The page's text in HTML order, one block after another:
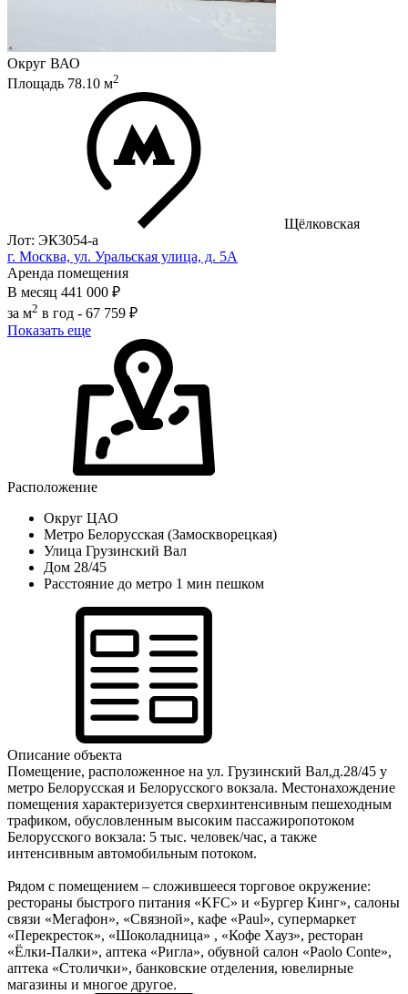
Округ ВАО
Площадь 78.10 м2
Щёлковская
Лот: ЭК3054-a
г. Москва, ул. Уральская улица, д. 5А
Аренда помещения
В месяц 441 000 ₽
за м2 в год - 67 759 ₽
Показать еще
Расположение
Округ ЦАО
Метро Белорусская (Замоскворецкая)
Улица Грузинский Вал
Дом 28/45
Расстояние до метро 1 мин пешком
Описание объекта
Помещение, расположенное на ул. Грузинский Вал,д.28/45 у
метро Белорусская и Белорусского вокзала. Местонахождение
помещения характеризуется сверхинтенсивным пешеходным
трафиком, обусловленным высоким пассажиропотоком
Белорусского вокзала: 5 тыс. человек/час, а также
интенсивным автомобильным потоком.
Рядом с помещением – сложившееся торговое окружение:
рестораны быстрого питания «KFC» и «Бургер Кинг», салоны
связи «Мегафон», «Связной», кафе «Paul», супермаркет
«Перекресток», «Шоколадница» , «Кофе Хауз», ресторан
«Ёлки-Палки», аптека «Ригла», обувной салон «Paolo Conte»,
аптека «Столички», банковские отделения, ювелирные
магазины и многое другое.